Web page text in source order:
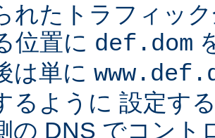
れたトラフィッ
位置に def.dom
は単に
るように 設定す
の DNS でコント